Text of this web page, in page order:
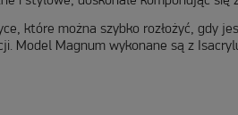
które można szybko rozłożyć, gdy
Model Magnum wykonane są z